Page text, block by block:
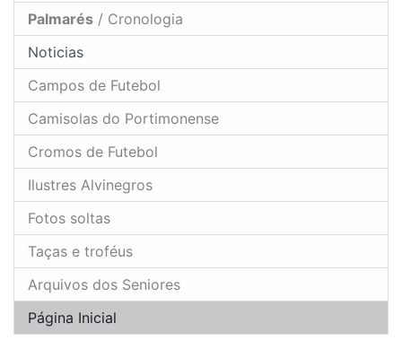
Palmarés / Cronologia
Noticias
Campos de Futebol
Camisolas do Portimonense
Cromos de Futebol
Ilustres Alvinegros
Fotos soltas
Taças e troféus
Arquivos dos Seniores
Página Inicial